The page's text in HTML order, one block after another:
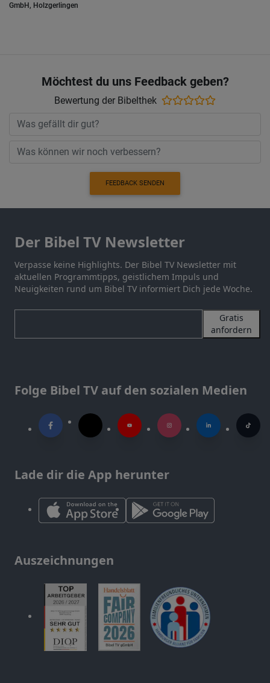
GmbH, Holzgerlingen
Möchtest du uns Feedback geben?
Bewertung der Bibelthek
FEEDBACK SENDEN
Der Bibel TV Newsletter
Verpasse keine Highlights. Der Bibel TV Newsletter mit
aktuellen Programmtipps, geistlichem Impuls und
Neuigkeiten rund um Bibel TV informiert Dich jede Woche.
Gratis
anfordern
Folge Bibel TV auf den sozialen Medien
Lade dir die App herunter
Auszeichnungen